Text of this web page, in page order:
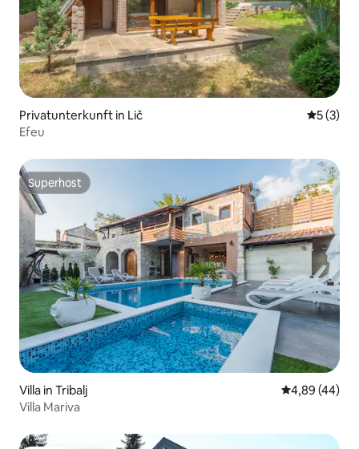
Privatunterkunft in Lič
5 (3)
Efeu
Superhost
Superhost
Villa in Tribalj
4,89 (44)
Villa Mariva